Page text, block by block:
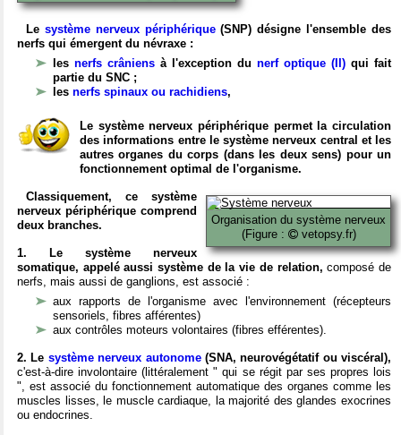
Le système nerveux périphérique(SNP) désigne l'ensemble des
nerfs qui émergent du névraxe :
les nerfs crâniens à l'exception du nerf optique (II) qui fait
partie du SNC ;
les nerfs spinaux ou rachidiens,
Le système nerveux périphérique permet la circulation
des informations entre le système nerveux central et les
autres organes du corps (dans les deux sens) pour un
fonctionnement optimal de l'organisme.
Organisation du système nerveux
(Figure :
vetopsy.fr)
Classiquement, ce système
nerveux périphérique comprend
deux branches.
1. Le système nerveux
somatique, appelé aussi système de la vie de relation, composé de
nerfs, mais aussi de ganglions, est associé :
aux rapports de l'organisme avec l'environnement (récepteurs
sensoriels, fibres afférentes)
aux contrôles moteurs volontaires (fibres efférentes).
2. Le système nerveux autonome(SNA, neurovégétatif ou viscéral),
c'est-à-dire involontaire (littéralement " qui se régit par ses propres lois
", est associé du fonctionnement automatique des organes comme les
muscles lisses, le muscle cardiaque, la majorité des glandes exocrines
ou endocrines.